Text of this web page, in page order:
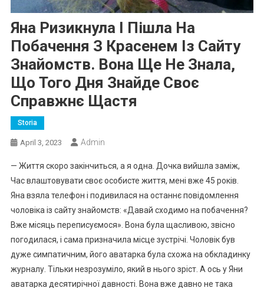
Яна Ризикнула І Пішла На
Побачення З Красенем Із Сайту
Знайомств. Вона Ще Не Знала,
Що Того Дня Знайде Своє
Справжнє Щастя
Storia
April 3, 2023 Admin
— Життя скоро закінчиться, а я одна. Дочка вийшла заміж,
Час влаштовувати своє особисте життя, мені вже 45 років.
Яна взяла телефон і подивилася на останнє повідомлення
чоловіка із сайту знайомств: «Давай сходимо на побачення?
Вже місяць переписуємося». Вона була щасливою, звісно
погодилася, і сама призначила місце зустрічі. Чоловік був
дуже симпатичним, його аватарка була схожа на обкладинку
журналу. Тільки незрозуміло, який в нього зріст. А ось у Яни
аватарка десятирічної давності. Вона вже давно не така